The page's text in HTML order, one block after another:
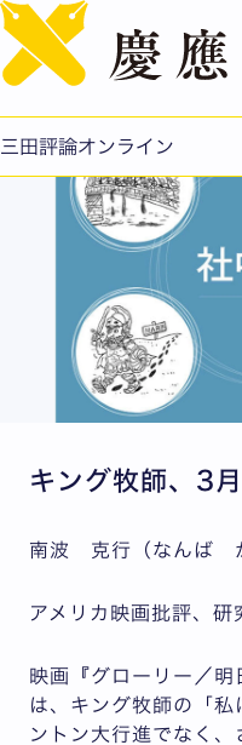
三田評論オンライン
行進
キング牧師、3
南波 克行（なんば
アメリカ映画批評、
映画『グローリー／
は、キング牧師の「
ントン大行進でなく